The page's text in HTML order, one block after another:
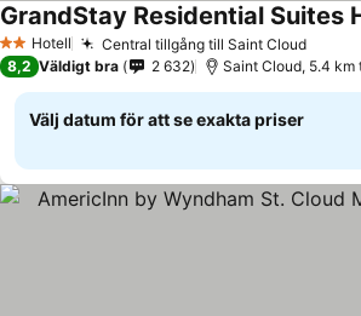
2 Stjärnor
Hotell Central tillgång till Saint Cloud
GrandStay Residential Suites
8,2 Väldigt bra 2 632 Saint Cloud, 5.4 km
Välj datum för att se exakta priser